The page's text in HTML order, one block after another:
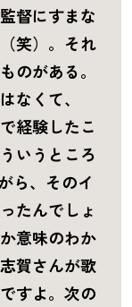
督にすまな
笑）。それ
のがある。
なくて、
経験したこ
いうところ
ら、そのイ
たんでしょ
意味のわか
賀さんが歌
すよ。次の